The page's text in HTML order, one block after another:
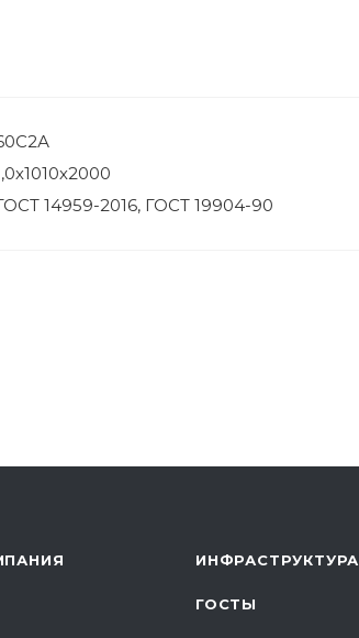
14959-2016, ГОСТ 19904-90
ИНФРАСТРУКТУРА
ГОСТЫ